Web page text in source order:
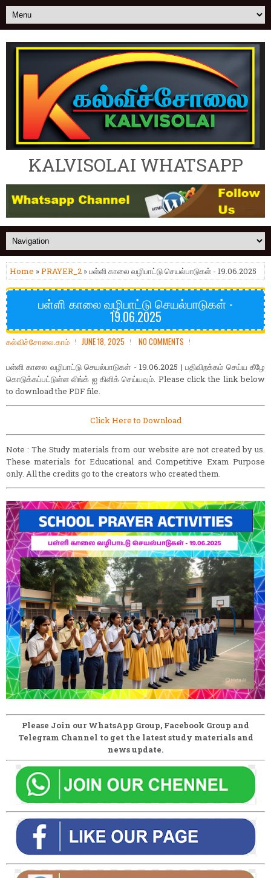
KALVISOLAI WHATSAPP
Home »PRAYER_2 » பள்ளி காலை வழிபாட்டு செயல்பாடுகள் - 19.06.2025
பள்ளி காலை வழிபாட்டு செயல்பாடுகள் -
19.06.2025
கல்விச்சோலை.காம் JUNE 18, 2025 NO COMMENTS
பள்ளி காலை வழிபாட்டு செயல்பாடுகள் - 19.06.2025 | பதிவிறக்கம் செய்ய கீழே
கொடுக்கப்பட்டுள்ள லிங்க் ஐ கிளிக் செய்யவும். Please click the link below
to download the PDF file.
Click Here to Download
Note : The Study materials from our website are not created by us.
These materials for Educational and Competitive Exam Purpose
only. All the credits go to the creators who created them.
Please Join our WhatsApp Group, Facebook Group and
Telegram Channel to get the latest study materials and
news update.